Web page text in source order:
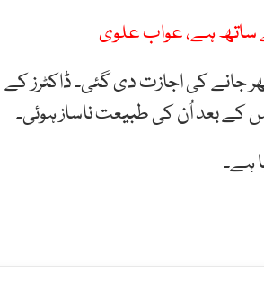
ساتھ ہے، عواب علوی
جانے کی اجازت دی گئی۔ ڈاکٹرز کے
کے بعد اُن کی طبیعت ناساز ہوئی۔
ہے۔